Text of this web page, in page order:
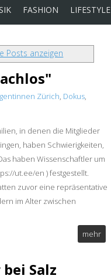
FASHION LIFESTYLE
Posts anzeigen
Zürich Dokus
in denen die Mitglieder
haben Schwierigkeiten,
haben Wissenschaftler um
ut.ee/en ) festgestellt.
zuvor eine repräsentative
im Alter zwischen
mehr
Salz